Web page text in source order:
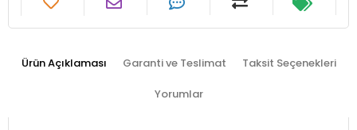
Ürün Açıklaması Garanti ve Teslimat Taksit Seçenekleri
Yorumlar